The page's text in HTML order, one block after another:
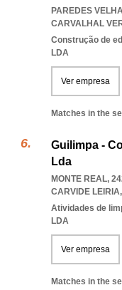
PAREDES
CARVALHAL
Construção de
LDA
Ver empresa
Matches in the
Guilimpa -
Lda
MONTE REAL,
CARVIDE LEIRIA,
Atividades de
LDA
Ver empresa
Matches in the